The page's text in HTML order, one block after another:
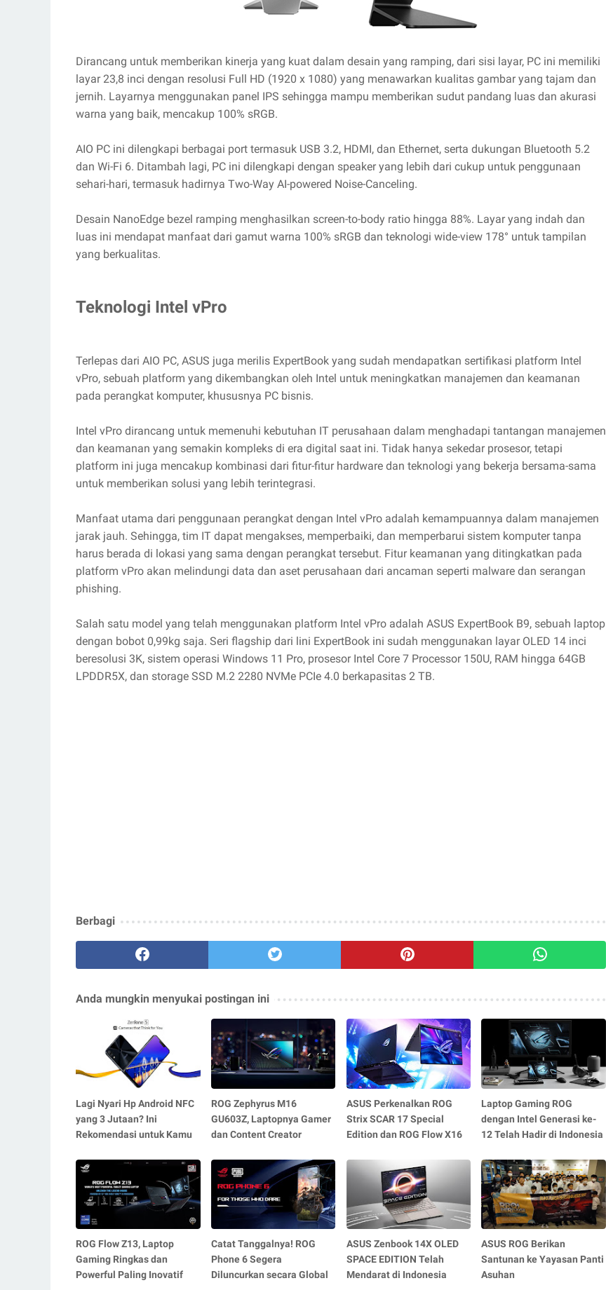
Dirancang untuk memberikan kinerja yang kuat dalam desain yang ramping, dari sisi layar, PC ini memiliki
layar 23,8 inci dengan resolusi Full HD (1920 x 1080) yang menawarkan kualitas gambar yang tajam dan
jernih. Layarnya menggunakan panel IPS sehingga mampu memberikan sudut pandang luas dan akurasi
warna yang baik, mencakup 100% sRGB.
AIO PC ini dilengkapi berbagai port termasuk USB 3.2, HDMI, dan Ethernet, serta dukungan Bluetooth 5.2
dan Wi-Fi 6. Ditambah lagi, PC ini dilengkapi dengan speaker yang lebih dari cukup untuk penggunaan
sehari-hari, termasuk hadirnya Two-Way AI-powered Noise-Canceling.
Desain NanoEdge bezel ramping menghasilkan screen-to-body ratio hingga 88%. Layar yang indah dan
luas ini mendapat manfaat dari gamut warna 100% sRGB dan teknologi wide-view 178° untuk tampilan
yang berkualitas.
Teknologi Intel vPro
Terlepas dari AIO PC, ASUS juga merilis ExpertBook yang sudah mendapatkan sertifikasi platform Intel
vPro, sebuah platform yang dikembangkan oleh Intel untuk meningkatkan manajemen dan keamanan
pada perangkat komputer, khususnya PC bisnis.
Intel vPro dirancang untuk memenuhi kebutuhan IT perusahaan dalam menghadapi tantangan manajemen
dan keamanan yang semakin kompleks di era digital saat ini. Tidak hanya sekedar prosesor, tetapi
platform ini juga mencakup kombinasi dari fitur-fitur hardware dan teknologi yang bekerja bersama-sama
untuk memberikan solusi yang lebih terintegrasi.
Manfaat utama dari penggunaan perangkat dengan Intel vPro adalah kemampuannya dalam manajemen
jarak jauh. Sehingga, tim IT dapat mengakses, memperbaiki, dan memperbarui sistem komputer tanpa
harus berada di lokasi yang sama dengan perangkat tersebut. Fitur keamanan yang ditingkatkan pada
platform vPro akan melindungi data dan aset perusahaan dari ancaman seperti malware dan serangan
phishing.
Salah satu model yang telah menggunakan platform Intel vPro adalah ASUS ExpertBook B9, sebuah laptop
dengan bobot 0,99kg saja. Seri flagship dari lini ExpertBook ini sudah menggunakan layar OLED 14 inci
beresolusi 3K, sistem operasi Windows 11 Pro, prosesor Intel Core 7 Processor 150U, RAM hingga 64GB
LPDDR5X, dan storage SSD M.2 2280 NVMe PCIe 4.0 berkapasitas 2 TB.
Berbagi
Anda mungkin menyukai postingan ini
Lagi Nyari Hp Android NFC
yang 3 Jutaan? Ini
Rekomendasi untuk Kamu
ROG Zephyrus M16
GU603Z, Laptopnya Gamer
dan Content Creator
ASUS Perkenalkan ROG
Strix SCAR 17 Special
Edition dan ROG Flow X16
Laptop Gaming ROG
dengan Intel Generasi ke-
12 Telah Hadir di Indonesia
ROG Flow Z13, Laptop
Gaming Ringkas dan
Powerful Paling Inovatif
Catat Tanggalnya! ROG
Phone 6 Segera
Diluncurkan secara Global
ASUS Zenbook 14X OLED
SPACE EDITION Telah
Mendarat di Indonesia
ASUS ROG Berikan
Santunan ke Yayasan Panti
Asuhan